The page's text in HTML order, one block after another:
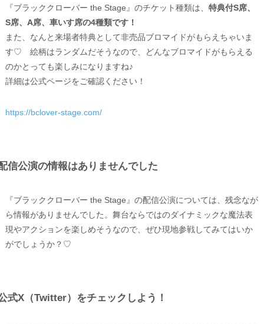
『ブラッククローバー the Stage』のチケット種類は、 特典付S席、
S席、A席、車いす席の4種類です！
また、なんと来場者特典として非売品ブロマイドがもらえちゃいま
す♡ 絵柄はランダムだそうなので、どんなブロマイドがもらえる
のかとっても楽しみになりますね♪
詳細は公式ページをご確認ください！
https://bclover-stage.com/
信公演の情報はありませんでした
『ブラッククローバー the Stage』の配信公演については、残念なが
ら情報がありませんでした。舞台ならではのダイナミックな魔法表
現やアクションを楽しめそうなので、ぜひ現地参戦してみてはいか
がでしょうか？♡
式X（Twitter）をチェックしよう！